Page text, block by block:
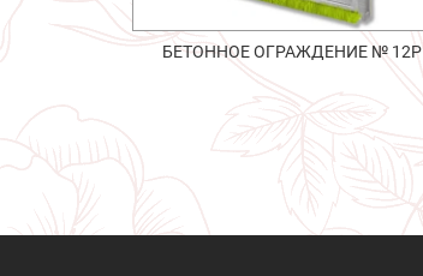
БЕТОННОЕ ОГРАЖДЕНИЕ № 12Р